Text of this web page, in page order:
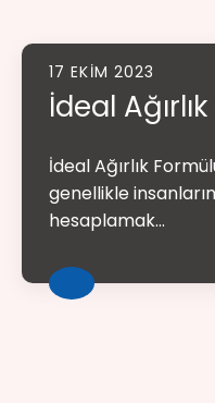
17 EKIM 2023
İdeal
İdeal Ağırlık
genellikle
hesaplamak...